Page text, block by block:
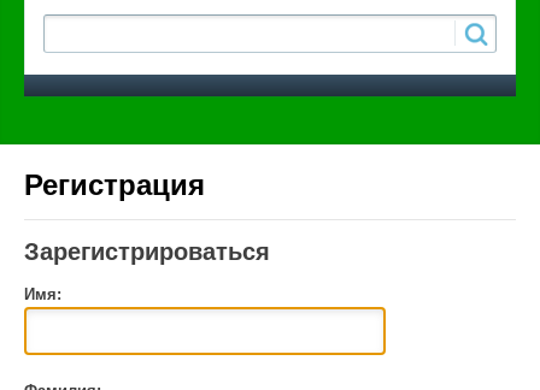
Регистрация
Зарегистрироваться
Имя: